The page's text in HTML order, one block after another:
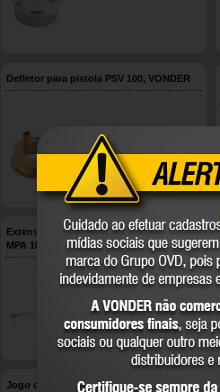
Defletor para pistola PSV 100, VONDER
62.20.200.121
VONDER
Extensão para máquina de pintura airless
MPA 1010, VONDER
62.20.110.027
VONDER
Jogo de agulha e bico de 1,3 mm para